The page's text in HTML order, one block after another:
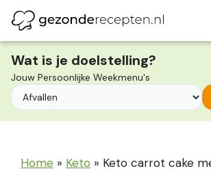
naar
de
inhoud
Wat is je doelstelling?
Jouw Persoonlijke Weekmenu's
Home » Keto » Keto carrot cake